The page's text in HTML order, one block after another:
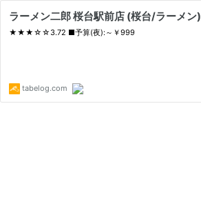
ラーメン二郎 桜台駅前店 (桜台/ラーメン)
★★★☆☆3.72 ■予算(夜):～￥999
tabelog.com